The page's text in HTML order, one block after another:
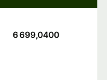
6 699,0400